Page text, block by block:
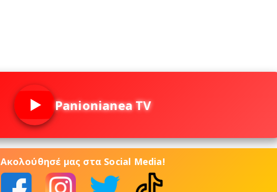
Panionianea TV
Ακολούθησέ μας στα Social Media!